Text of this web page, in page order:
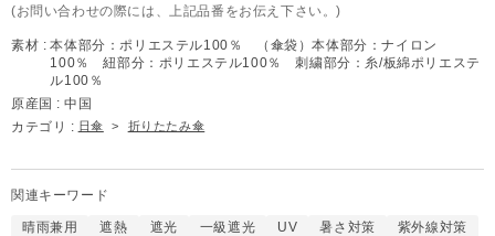
(お問い合わせの際には、上記品番をお伝え下さい。)
素材 : 本体部分：ポリエステル100％ （傘袋）本体部分：ナイロン
100％ 紐部分：ポリエステル100％ 刺繍部分：糸/板綿ポリエステ
ル100％
原産国 : 中国
カテゴリ : 日傘 > 折りたたみ傘
関連キーワード
晴雨兼用 遮熱 遮光 一級遮光 UV 暑さ対策
紫外線対策